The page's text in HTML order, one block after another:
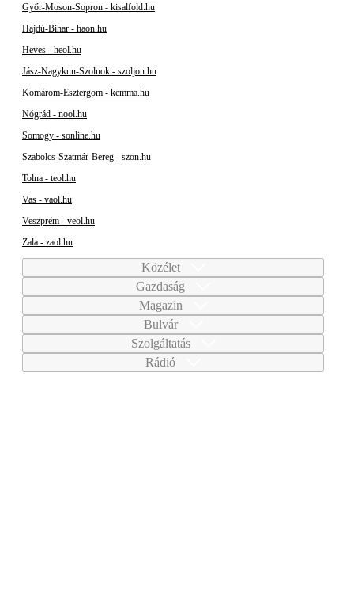
Győr-Moson-Sopron - kisalfold.hu
Hajdú-Bihar - haon.hu
Heves - heol.hu
Jász-Nagykun-Szolnok - szoljon.hu
Komárom-Esztergom - kemma.hu
Nógrád - nool.hu
Somogy - sonline.hu
Szabolcs-Szatmár-Bereg - szon.hu
Tolna - teol.hu
Vas - vaol.hu
Veszprém - veol.hu
Zala - zaol.hu
Közélet
Gazdaság
Magazin
Bulvár
Szolgáltatás
Rádió